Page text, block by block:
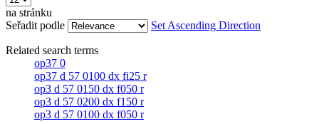
na stránku
Seřadit podle
Set Ascending Direction
Related search terms
op37 0
op37 d 57 0100 dx fi25 r
op3 d 57 0150 dx f050 r
op3 d 57 0200 dx f150 r
op3 d 57 0100 dx f050 r